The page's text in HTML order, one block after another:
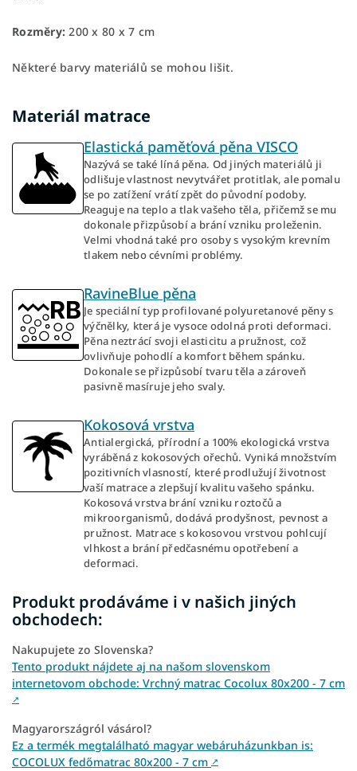
Rozměry:200 x 80 x 7 cm
Některé barvy materiálů se mohou lišit.
Materiál matrace
Elastická paměťová pěna VISCO
Nazývá se také líná pěna. Od jiných materiálů ji
odlišuje vlastnost nevytvářet protitlak, ale pomalu
se po zatížení vrátí zpět do původní podoby.
Reaguje na teplo a tlak vašeho těla, přičemž se mu
dokonale přizpůsobí a brání vzniku proleženin.
Velmi vhodná také pro osoby s vysokým krevním
tlakem nebo cévními problémy.
RavineBlue pěna
Je speciální typ profilované polyuretanové pěny s
výčnělky, která je vysoce odolná proti deformaci.
Pěna neztrácí svoji elasticitu a pružnost, což
ovlivňuje pohodlí a komfort během spánku.
Dokonale se přizpůsobí tvaru těla a zároveň
pasivně masíruje jeho svaly.
Kokosová vrstva
Antialergická, přírodní a 100% ekologická vrstva
vyráběná z kokosových ořechů. Vyniká množstvím
pozitivních vlasností, které prodlužují životnost
vaší matrace a zlepšují kvalitu vašeho spánku.
Kokosová vrstva brání vzniku roztočů a
mikroorganismů, dodává prodyšnost, pevnost a
pružnost. Matrace s kokosovou vrstvou pohlcují
vlhkost a brání předčasnému opotřebení a
deformaci.
Produkt prodáváme i v našich jiných
obchodech:
Nakupujete zo Slovenska?
Tento produkt nájdete aj na našom slovenskom
internetovom obchode: Vrchný matrac Cocolux 80x200 - 7 cm
↗
Magyarországról vásárol?
Ez a termék megtalálható magyar webáruházunkban is:
COCOLUX fedőmatrac 80x200 - 7 cm ↗